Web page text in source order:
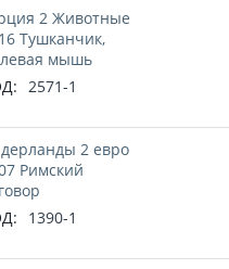
2 Животные
Тушканчик,
мышь
2571-1
2 евро
Римский
1390-1